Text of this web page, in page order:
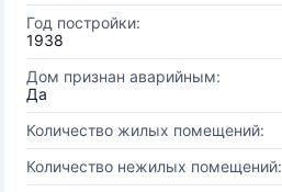
Год постройки:
1938
Дом признан аварийным:
Да
Количество жилых помещений:
Количество нежилых помещений: